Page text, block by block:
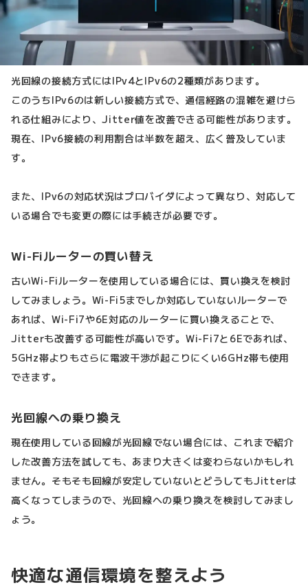
光回線の接続方式にはIPv4とIPv6の2種類があります。
このうちIPv6のは新しい接続方式で、通信経路の混雑を避けら
れる仕組みにより、Jitter値を改善できる可能性があります。
現在、IPv6接続の利用割合は半数を超え、広く普及していま
す。
また、IPv6の対応状況はプロバイダによって異なり、対応して
いる場合でも変更の際には手続きが必要です。
Wi-Fiルーターの買い替え
古いWi-Fiルーターを使用している場合には、買い換えを検討
してみましょう。Wi-Fi5までしか対応していないルーターで
あれば、Wi-Fi7や6E対応のルーターに買い換えることで、
Jitterも改善する可能性が高いです。Wi-Fi7と6Eであれば、
5GHz帯よりもさらに電波干渉が起こりにくい6GHz帯も使用
できます。
光回線への乗り換え
現在使用している回線が光回線でない場合には、これまで紹介
した改善方法を試しても、あまり大きくは変わらないかもしれ
ません。そもそも回線が安定していないとどうしてもJitterは
高くなってしまうので、光回線への乗り換えを検討してみまし
ょう。
快適な通信環境を整えよう